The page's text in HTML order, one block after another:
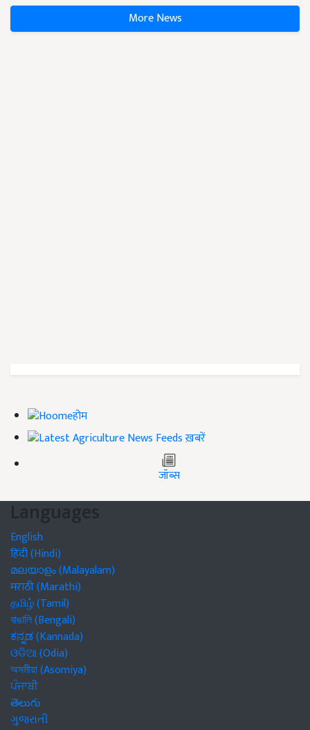
More News
होम
ख़बरें
जॉब्स
Languages
English
हिंदी (Hindi)
മലയാളം (Malayalam)
मराठी (Marathi)
தமிழ் (Tamil)
বাঙালি (Bengali)
ಕನ್ನಡ (Kannada)
ଓଡିଆ (Odia)
অসমীয়া (Asomiya)
ਪੰਜਾਬੀ
తెలుగు
ગુજરાતી